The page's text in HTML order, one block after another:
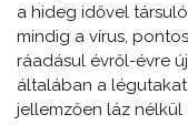
a hideg idővel
mindig a vírus,
ráadásul évről-évre
általában a
jellemzően láz nélkül